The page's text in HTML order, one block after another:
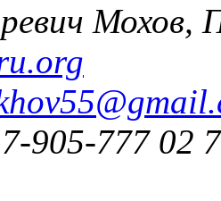
Мохов,
905-777 02